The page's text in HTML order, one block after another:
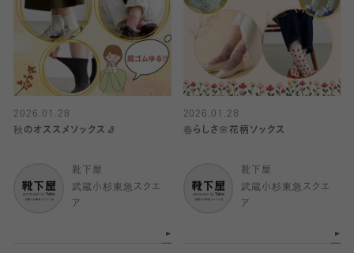
2026.01.28
秋のオススメソックス🧦
靴下屋
武蔵小杉東急スクエ
ア
2026.01.28
春らしさ🌸花柄ソックス
靴下屋
武蔵小杉東急スクエ
ア